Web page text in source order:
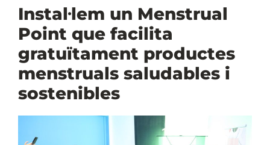
Instal·lem un Menstrual
Point que facilita
gratuïtament productes
menstruals saludables i
sostenibles